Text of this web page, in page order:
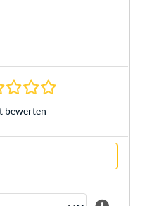
0.0 Sterne bei 0
bewerten